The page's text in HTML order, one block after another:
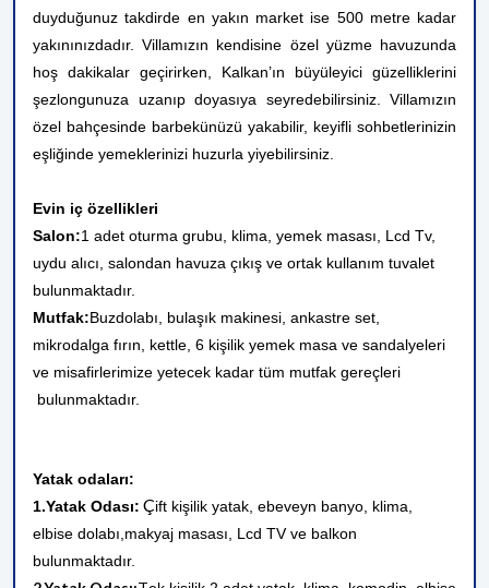
duyduğunuz takdirde en yakın market ise 500 metre kadar
yakınınızdadır. Villamızın kendisine özel yüzme havuzunda
hoş dakikalar geçirirken, Kalkan’ın büyüleyici güzelliklerini
şezlongunuza uzanıp doyasıya seyredebilirsiniz. Villamızın
özel bahçesinde barbekünüzü yakabilir, keyifli sohbetlerinizin
eşliğinde yemeklerinizi huzurla yiyebilirsiniz.
Evin iç özellikleri
Salon:1 adet oturma grubu, klima, yemek masası, Lcd Tv,
uydu alıcı, salondan havuza çıkış ve ortak kullanım tuvalet
bulunmaktadır.
Mutfak:Buzdolabı, bulaşık makinesi, ankastre set,
mikrodalga fırın, kettle, 6 kişilik yemek masa ve sandalyeleri
ve misafirlerimize yetecek kadar tüm mutfak gereçleri
bulunmaktadır.
Yatak odaları:
1.Yatak Odası: Çift kişilik yatak, ebeveyn banyo, klima,
elbise dolabı,makyaj masası, Lcd TV ve balkon
bulunmaktadır.